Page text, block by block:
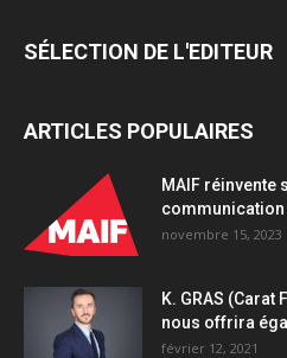
SÉLECTION DE L'EDITEUR
ARTICLES POPULAIRES
MAIF réinvente
novembre 15, 2023
K. GRAS (Carat
nous offrira
février 12, 2021